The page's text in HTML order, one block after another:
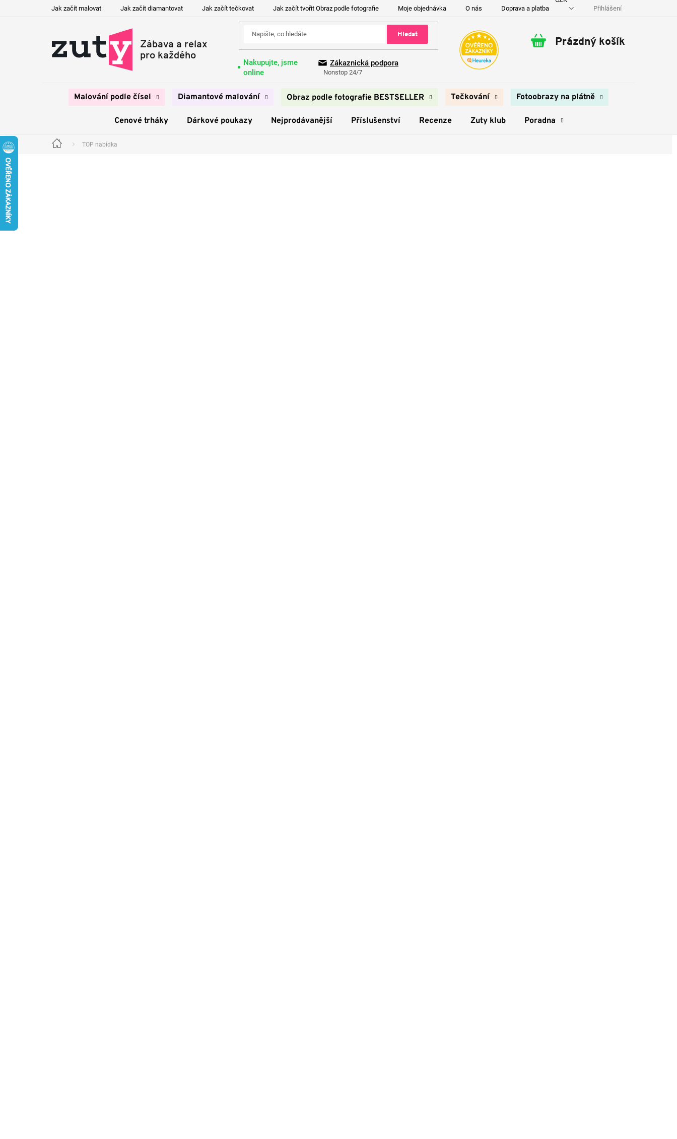
Jak začít malovat Jak začít diamantovat Jak začít tečkovat Jak začít tvořit Obraz podle fotografie Moje objednávka O nás Doprava a platba Kontakty Přihlášení
Hledat
Nakupujte, jsme
online
Zákaznická podpora
Nonstop 24/7
Nákupní
Prázdný košík
Malování podle čísel Diamantové malování Obraz podle fotografie BESTSELLER Tečkování Fotoobrazy na plátně
Cenové trháky Dárkové poukazy Nejprodávanější Příslušenství Recenze Zuty klub Poradna
Domů TOP nabídka